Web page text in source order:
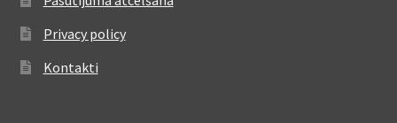
Privacy policy
Kontakti